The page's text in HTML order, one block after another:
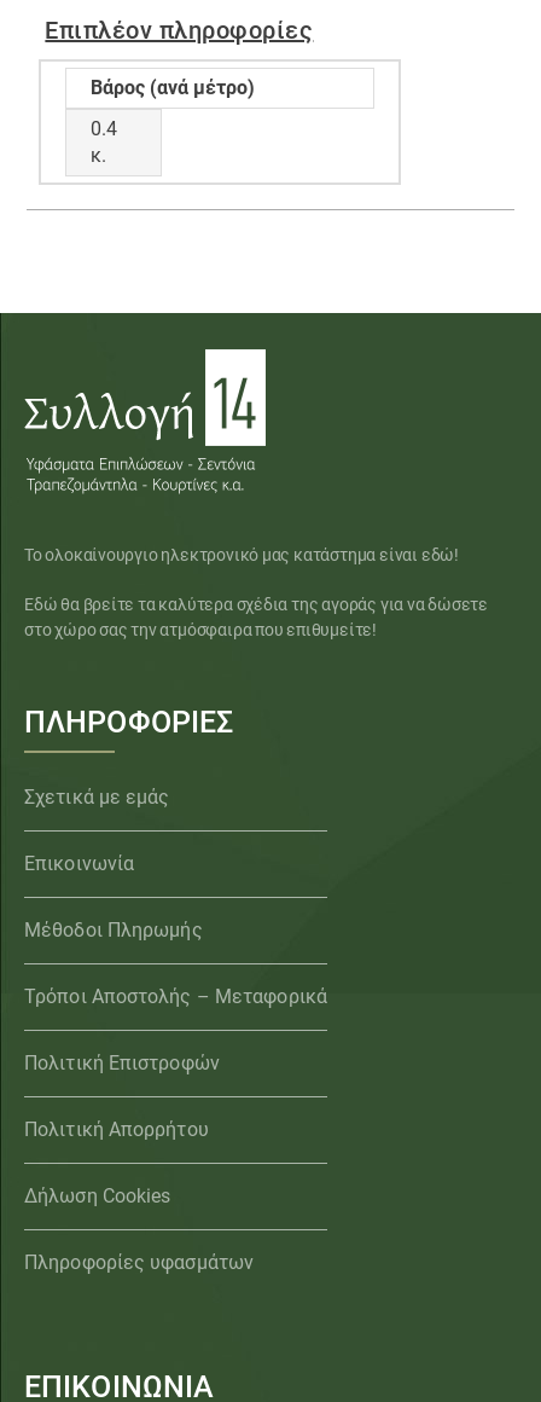
Επιπλέον πληροφορίες
Βάρος (ανά μέτρο)
0.4
κ.
Το ολοκαίνουργιο ηλεκτρονικό μας κατάστημα είναι εδώ!
Εδώ θα βρείτε τα καλύτερα σχέδια της αγοράς για να δώσετε
στο χώρο σας την ατμόσφαιρα που επιθυμείτε!
ΠΛΗΡΟΦΟΡΙΕΣ
Σχετικά με εμάς
Επικοινωνία
Μέθοδοι Πληρωμής
Τρόποι Αποστολής – Μεταφορικά
Πολιτική Επιστροφών
Πολιτική Απορρήτου
Δήλωση Cookies
Πληροφορίες υφασμάτων
ΕΠΙΚΟΙΝΩΝΙΑ